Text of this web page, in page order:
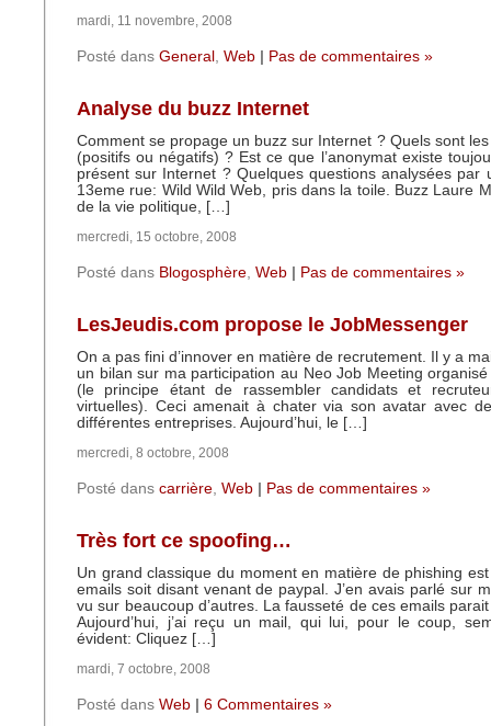
mardi, 11 novembre, 2008
Posté dans General , Web Pas de commentaires »
Analyse du buzz Internet
Comment se propage un buzz sur Internet ? Quels sont les
(positifs ou négatifs) ? Est ce que l’anonymat existe
présent sur Internet ? Quelques questions analysées par
13eme rue: Wild Wild Web, pris dans la toile. Buzz Laure
de la vie politique, […]
mercredi, 15 octobre, 2008
Posté dans Blogosphère, Web Pas de commentaires »
LesJeudis.com propose le JobMessenger
On a pas fini d’innover en matière de recrutement. Il y a
un bilan sur ma participation au Neo Job Meeting
(le principe étant de rassembler candidats et
virtuelles). Ceci amenait à chater via son avatar avec
différentes entreprises. Aujourd’hui, le […]
mercredi, 8 octobre, 2008
Posté dans carrière, Web Pas de commentaires »
Très fort ce spoofing…
Un grand classique du moment en matière de phishing
emails soit disant venant de paypal. J’en avais parlé sur
vu sur beaucoup d’autres. La fausseté de ces emails
Aujourd’hui, j’ai reçu un mail, qui lui, pour le coup,
évident: Cliquez […]
mardi, 7 octobre, 2008
Posté dans Web 6 Commentaires »